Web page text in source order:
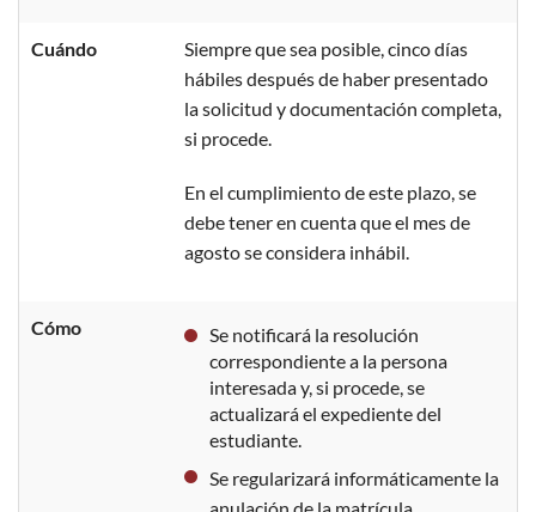
Cuándo
Siempre que sea posible, cinco días
hábiles después de haber presentado
la solicitud y documentación completa,
si procede.
En el cumplimiento de este plazo, se
debe tener en cuenta que el mes de
agosto se considera inhábil.
Cómo
Se notificará la resolución
correspondiente a la persona
interesada y, si procede, se
actualizará el expediente del
estudiante.
Se regularizará informáticamente la
anulación de la matrícula.